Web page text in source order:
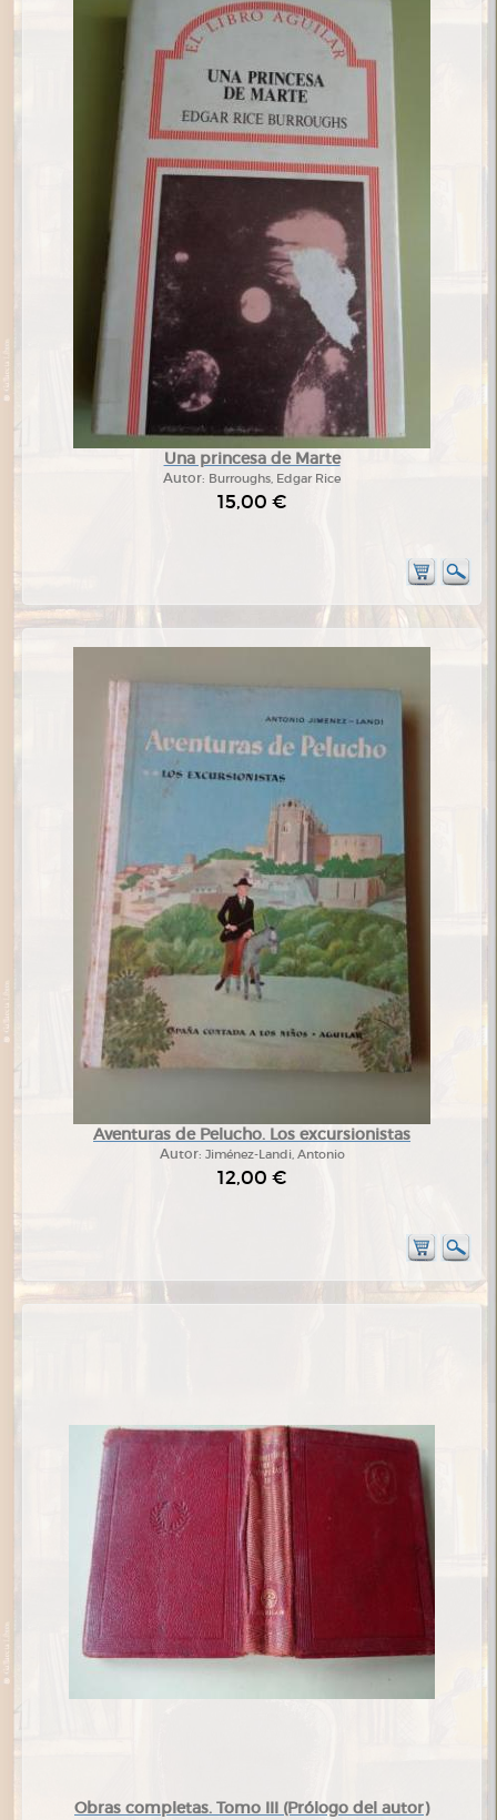
Una princesa de Marte
Autor: Burroughs, Edgar Rice
15,00 €
Aventuras de Pelucho. Los excursionistas
Autor: Jiménez-Landi, Antonio
12,00 €
Obras completas. Tomo III (Prólogo del autor)